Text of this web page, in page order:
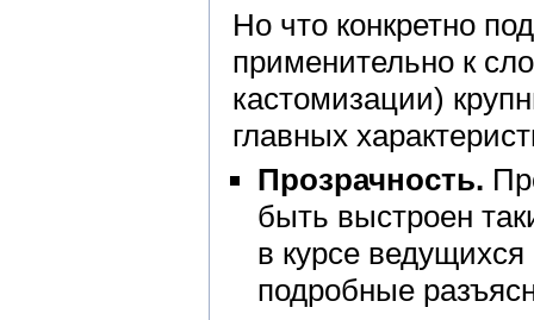
Но что конкретно
применительно к
кастомизации)
главных
Прозрачность.
быть выстроен
в курсе ведущихся
подробные